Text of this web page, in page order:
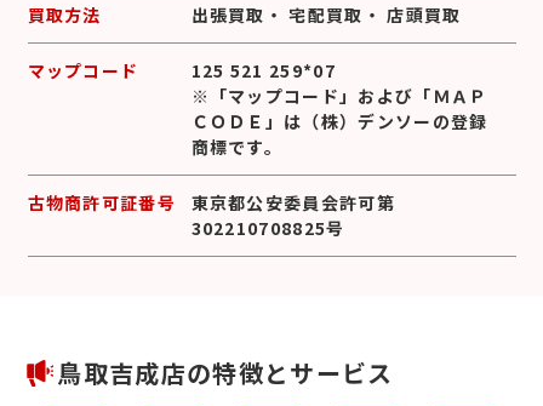
買取方法 出張買取 ・宅配買取 ・店頭買取
マップコード
125 521 259*07
※「マップコード」および「ＭＡＰ
ＣＯＤＥ」は（株）デンソーの登録
商標です。
古物商許可証番号
東京都公安委員会許可第
302210708825号
鳥取吉成店の特徴とサービス